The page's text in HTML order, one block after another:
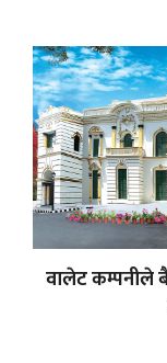
वालेट कम्पनीले